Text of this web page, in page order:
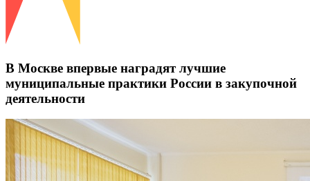
В Москве впервые наградят лучшие
муниципальные практики России в закупочной
деятельности